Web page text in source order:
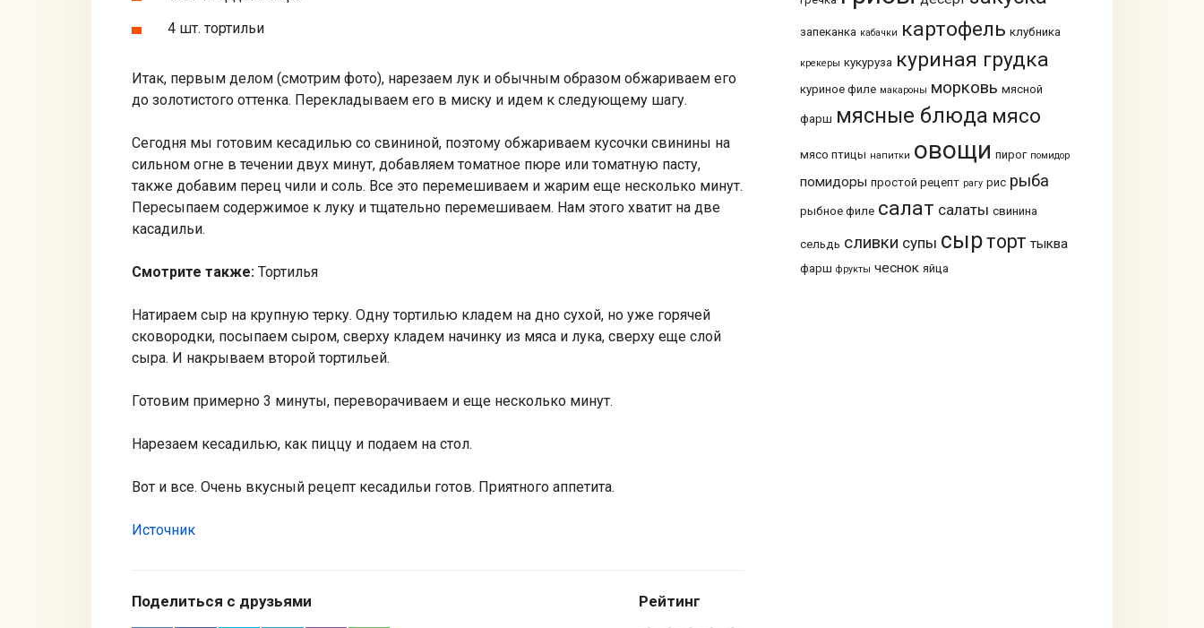
4 шт. тортильи
Итак, первым делом (смотрим фото), нарезаем лук и обычным образом обжариваем его
до золотистого оттенка. Перекладываем его в миску и идем к следующему шагу.
Сегодня мы готовим кесадилью со свининой, поэтому обжариваем кусочки свинины на
сильном огне в течении двух минут, добавляем томатное пюре или томатную пасту,
также добавим перец чили и соль. Все это перемешиваем и жарим еще несколько минут.
Пересыпаем содержимое к луку и тщательно перемешиваем. Нам этого хватит на две
касадильи.
Смотрите также: Тортилья
Натираем сыр на крупную терку. Одну тортилью кладем на дно сухой, но уже горячей
сковородки, посыпаем сыром, сверху кладем начинку из мяса и лука, сверху еще слой
сыра. И накрываем второй тортильей.
Готовим примерно 3 минуты, переворачиваем и еще несколько минут.
Нарезаем кесадилью, как пиццу и подаем на стол.
Вот и все. Очень вкусный рецепт кесадильи готов. Приятного аппетита.
Источник
Поделиться с друзьями Рейтинг
запеканка кабачки картофель клубника
крекеры кукуруза куриная грудка
куриное филе макароны морковь мясной
фарш мясные блюда мясо
мясо птицы напитки овощи пирог помидор
помидоры простой рецепт рагу рис рыба
рыбное филе салат салаты свинина
сельдь сливки супы сырторт тыква
фарш фрукты чеснок яйца